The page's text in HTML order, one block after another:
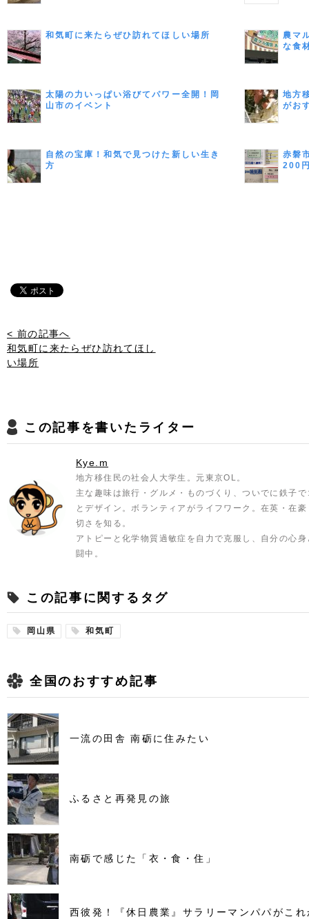
和気町に来たらぜひ訪れてほしい場所
農マ
な食
太陽の力いっぱい浴びてパワー全開！岡
山市のイベント
地方
がお
自然の宝庫！和気で見つけた新しい生き
方
赤磐
200
< 前の記事へ
和気町に来たらぜひ訪れてほし
い場所
この記事を書いたライター
Kye.m
地方移住民の社会人大学生。元東京OL。
主な趣味は旅行・グルメ・ものづくり、ついでに鉄子
とデザイン。ボランティアがライフワーク。在英・在
切さを知る。
アトピーと化学物質過敏症を自力で克服し、自分の心
闘中。
この記事に関するタグ
岡山県 和気町
全国のおすすめ記事
一流の田舎 南砺に住みたい
ふるさと再発見の旅
南砺で感じた「衣・食・住」
西彼発！『休日農業』サラリーマンパパがこ